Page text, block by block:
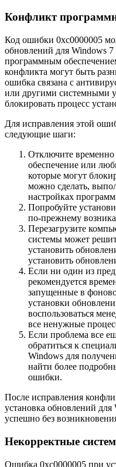
Конфликт
Код ошибки 0xc0000005
обновлений для Windows
программным
конфликта могут быть
ошибка связана с
или другими системными
блокировать процесс
Для исправления этой
следующие шаги:
Отключите
обеспечение или
которые могут
можно сделать,
настройках
Попробуйте
по-прежнему
Перезагрузите
системы может
установить
установить
Если ни один из
рекомендуется
запущенные в
установки
воспользоваться
все ненужные
Если проблема все
обратиться к
Windows для
найти более
ошибки.
После исправления
установка обновлений
успешно без
Некорректные
Ошибка 0xc0000005 при